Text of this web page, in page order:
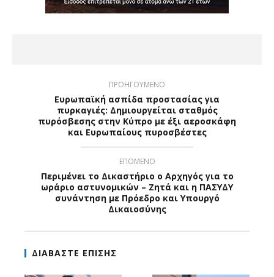
ΠΡΟΗΓΟΥΜΕΝΟ
Ευρωπαϊκή ασπίδα προστασίας για
πυρκαγιές: Δημιουργείται σταθμός
πυρόσβεσης στην Κύπρο με έξι αεροσκάφη
και Ευρωπαίους πυροσβέστες
ΕΠΟΜΕΝΟ
Περιμένει το Δικαστήριο ο Αρχηγός για το
ωράριο αστυνομικών – Ζητά και η ΠΑΣΥΔΥ
συνάντηση με Πρόεδρο και Υπουργό
Δικαιοσύνης
ΔΙΑΒΑΣΤΕ ΕΠΙΣΗΣ